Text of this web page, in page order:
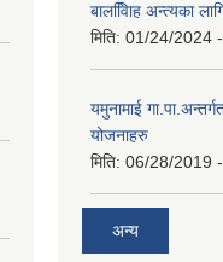
बालवििाह अन्त्यका
मिति: 01/24/2024
यमुनामाई
योजनाहरु
मिति: 06/28/2019
अन्य